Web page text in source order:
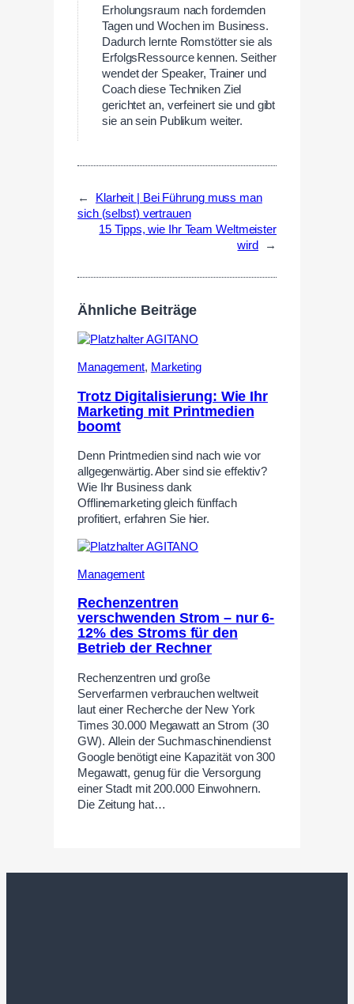
Erholungsraum nach fordernden
Tagen und Wochen im Business.
Dadurch lernte Romstötter sie als
ErfolgsRessource kennen. Seither
wendet der Speaker, Trainer und
Coach diese Techniken Ziel
gerichtet an, verfeinert sie und gibt
sie an sein Publikum weiter.
←
Klarheit | Bei Führung muss man
sich (selbst) vertrauen
15 Tipps, wie Ihr Team Weltmeister
wird
→
Ähnliche Beiträge
Management, Marketing
Trotz Digitalisierung: Wie Ihr
Marketing mit Printmedien
boomt
Denn Printmedien sind nach wie vor
allgegenwärtig. Aber sind sie effektiv?
Wie Ihr Business dank
Offlinemarketing gleich fünffach
profitiert, erfahren Sie hier.
Management
Rechenzentren
verschwenden Strom – nur 6-
12% des Stroms für den
Betrieb der Rechner
Rechenzentren und große
Serverfarmen verbrauchen weltweit
laut einer Recherche der New York
Times 30.000 Megawatt an Strom (30
GW). Allein der Suchmaschinendienst
Google benötigt eine Kapazität von 300
Megawatt, genug für die Versorgung
einer Stadt mit 200.000 Einwohnern.
Die Zeitung hat…